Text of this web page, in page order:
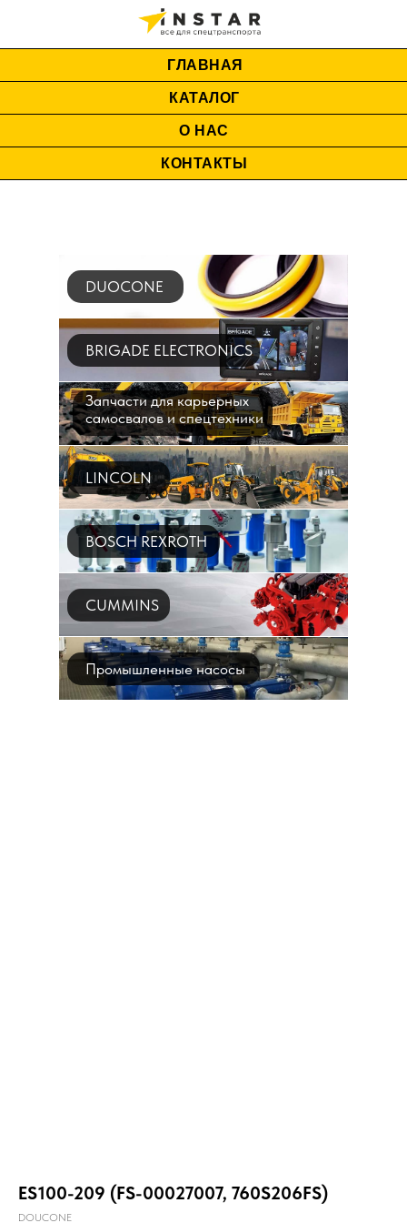
ГЛАВНАЯ
КАТАЛОГ
О НАС
КОНТАКТЫ
DUOCONE
BRIGADE ELECTRONICS
Запчасти для карьерных
самосвалов и спецтехники
LINCOLN
BOSCH REXROTH
CUMMINS
Промышленные насосы
ES100-209 (FS-00027007, 760S206FS)
DOUCONE